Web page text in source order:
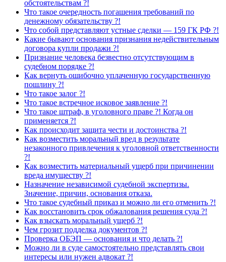
обстоятельствам ?!
Что такое очередность погашения требований по
денежному обязательству ?!
Что собой представляют устные сделки — 159 ГК РФ ?!
Какие бывают основания признания недействительным
договора купли продажи ?!
Признание человека безвестно отсутствующим в
судебном порядке ?!
Как вернуть ошибочно уплаченную государственную
пошлину ?!
Что такое залог ?!
Что такое встречное исковое заявление ?!
Что такое штраф, в уголовного праве ?! Когда он
применяется ?!
Как происходит защита чести и достоинства ?!
Как возместить моральный вред в результате
незаконного привлечения к уголовной ответственности
?!
Как возместить материальный ущерб при причинении
вреда имуществу ?!
Назначение независимой судебной экспертизы.
Значение, причин, основания отказа.
Что такое судебный приказ и можно ли его отменить ?!
Как восстановить срок обжалования решения суда ?!
Как взыскать моральный ущерб ?!
Чем грозит подделка документов ?!
Проверка ОБЭП — основания и что делать ?!
Можно ли в суде самостоятельно представлять свои
интересы или нужен адвокат ?!